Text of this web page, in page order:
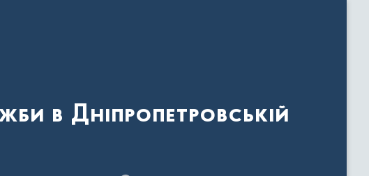
в Дніпропетровській